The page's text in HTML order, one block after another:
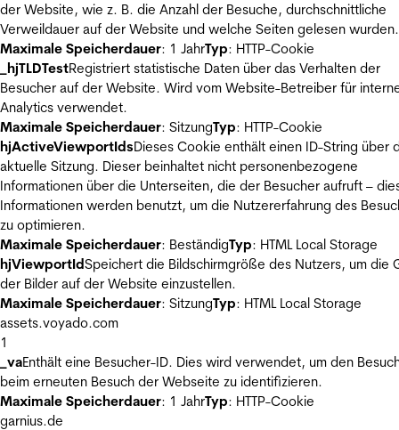
der Website, wie z. B. die Anzahl der Besuche, durchschnittliche
Verweildauer auf der Website und welche Seiten gelesen wurden.
Maximale Speicherdauer: 1 JahrTyp: HTTP-Cookie
_hjTLDTestRegistriert statistische Daten über das Verhalten der
Besucher auf der Website. Wird vom Website-Betreiber für
Analytics verwendet.
Maximale Speicherdauer: SitzungTyp: HTTP-Cookie
hjActiveViewportIdsDieses Cookie enthält einen ID-String über
aktuelle Sitzung. Dieser beinhaltet nicht personenbezogene
Informationen über die Unterseiten, die der Besucher aufruft –
Informationen werden benutzt, um die Nutzererfahrung des
zu optimieren.
Maximale Speicherdauer: BeständigTyp: HTML Local Storage
hjViewportIdSpeichert die Bildschirmgröße des Nutzers, um die
der Bilder auf der Website einzustellen.
Maximale Speicherdauer: SitzungTyp: HTML Local Storage
assets.voyado.com
1
_vaEnthält eine Besucher-ID. Dies wird verwendet, um den
beim erneuten Besuch der Webseite zu identifizieren.
Maximale Speicherdauer: 1 JahrTyp: HTTP-Cookie
garnius.de